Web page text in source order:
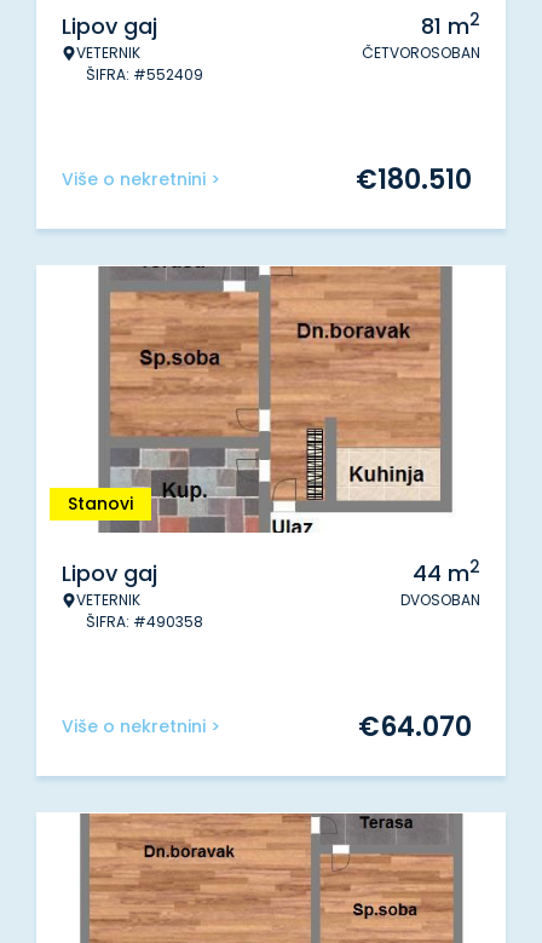
Lipov gaj
VETERNIK
ŠIFRA: #552409
81 m2
ČETVOROSOBAN
Više o nekretnini > €180.510
Stanovi
Lipov gaj
VETERNIK
ŠIFRA: #490358
44 m2
DVOSOBAN
Više o nekretnini > €64.070